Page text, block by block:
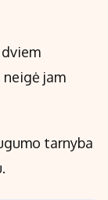
jam
tarnyba